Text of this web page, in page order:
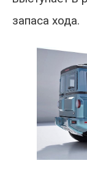
запаса хода.